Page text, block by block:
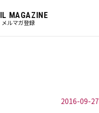
MAGAZINE
メルマガ登録
2016-09-27